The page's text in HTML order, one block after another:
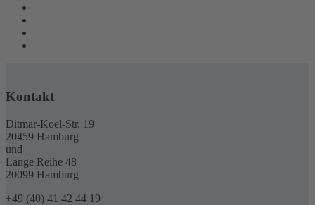
Kontakt
Ditmar-Koel-Str. 19
20459 Hamburg
und
Lange Reihe 48
20099 Hamburg
+49 (40) 41 42 44 19